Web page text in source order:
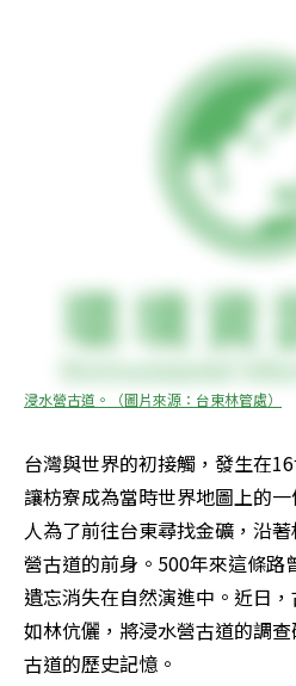
浸水營古道。（圖片來源：台東林管處）
台灣與世界的初接觸，發生在
讓枋寮成為當時世界地圖上的
人為了前往台東尋找金礦，沿
營古道的前身。500年來這條路
遺忘消失在自然演進中。近日
如林伉儷，將浸水營古道的調
古道的歷史記憶。